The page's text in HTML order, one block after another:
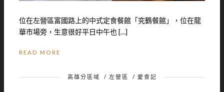
位在左營區富國路上的中式定食餐館「究鶴餐館」，位在龍
華市場旁，生意很好平日中午也 […]
READ MORE
高雄分區域 / 左營區 / 愛食記